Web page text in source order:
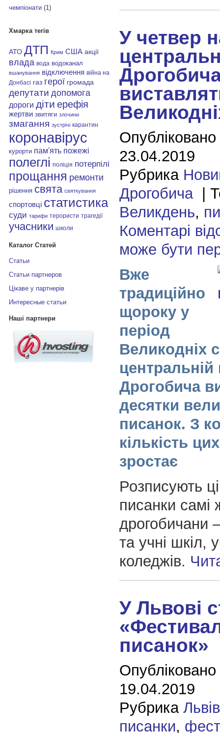
чемпіонати(1)
Хмарка тегів
АТО ДТП Крим США акції
влада вода водоканал
вшанування відключення війна на
Донбасі газ герої громада
депутати допомога
дороги діти ерефія
жертви звитяги злочини
змагання зустрічі карантин
коронавірус
курорти пам'ять пожежі
полеглі поліція потерпілі
прощання ремонти
рішення свята святкування
спортовці статистика
суди тарифи терористи трагедії
учасники школи
Каталог Статей
Статьи
Статьи партнеров
Цікаве у партнерів
Интересные статьи
Наші партнери
У четвер
23.04.2019
Рубрика
Дрогобича|
Великдень,
Коментарі
може бути
Вже
традиційно
щороку у
період
Великодніх
центральній
Дрогобича
десятки
писанок. З
кількість
зростає
Розписують
писанки самі
дрогобичани
та учні шкіл,
коледжів.
У Львові
писанок»
19.04.2019
Рубрика
писанки,